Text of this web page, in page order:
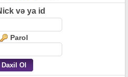
və ya id
Parol